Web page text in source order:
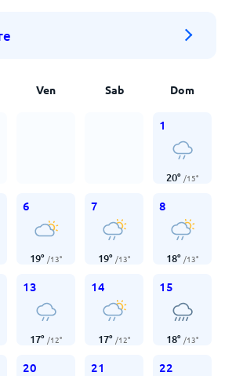
Ven Sab Dom
1
20° /15°
6
19° /13°
7
19° /13°
8
18° /13°
13
17° /12°
14
17° /12°
15
18° /13°
20 21 22